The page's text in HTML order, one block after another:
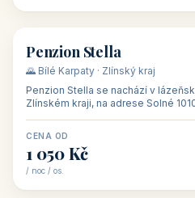
🏡 penzion
Penzion Stella
🌄 Bílé Karpaty · Zlínský kraj
Penzion Stella se nachází v
Zlínském kraji, na adrese Solné
CENA OD
1 050 Kč
/ noc / os.